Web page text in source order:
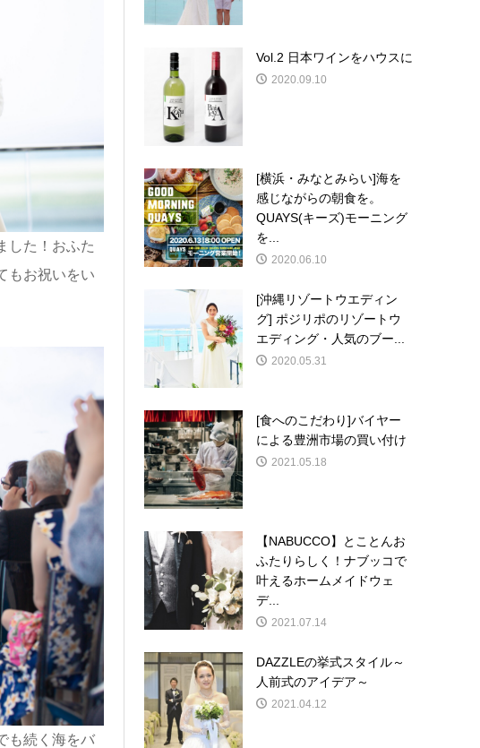
した！おふた
もお祝いをい
も続く海をバ
Vol.2 日本ワインをハウスに
2020.09.10
[横浜・みなとみらい]海を
感じながらの朝食を。
QUAYS(キーズ)モーニング
を...
2020.06.10
[沖縄リゾートウエディン
グ] ポジリポのリゾートウ
エディング・人気のブー...
2020.05.31
[食へのこだわり]バイヤー
による豊洲市場の買い付け
2021.05.18
【NABUCCO】とことんお
ふたりらしく！ナブッコで
叶えるホームメイドウェ
デ...
2021.07.14
DAZZLEの挙式スタイル～
人前式のアイデア～
2021.04.12